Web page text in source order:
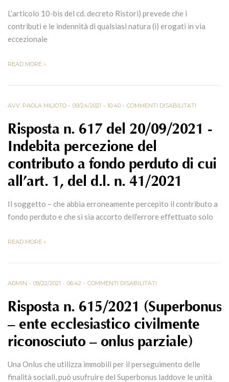
L’articolo 10-bis del cd. decreto Ristori) prevede che i
contributi e le indennità di qualsiasi natura (i) erogati in via
eccezionale
READ MORE »
AVV. PAOLA MILIOTO 09/24/2021 10:40 COMMENTI DISABILITATI
Risposta n. 617 del 20/09/2021 -
Indebita percezione del
contributo a fondo perduto di cui
all’art. 1, del d.l. n. 41/2021
Il soggetto – che abbia erroneamente percepito il contributo a
fondo perduto e che si sia accorto dell’errore effettuato solo
READ MORE »
ADMIN 09/22/2021 06:42 COMMENTI DISABILITATI
Risposta n. 615/2021 (Superbonus
– ente ecclesiastico civilmente
riconosciuto – onlus parziale)
Una Onlus che utilizza immobili per il perseguimento delle
finalità sociali, può usufruire del Superbonus laddove le unità